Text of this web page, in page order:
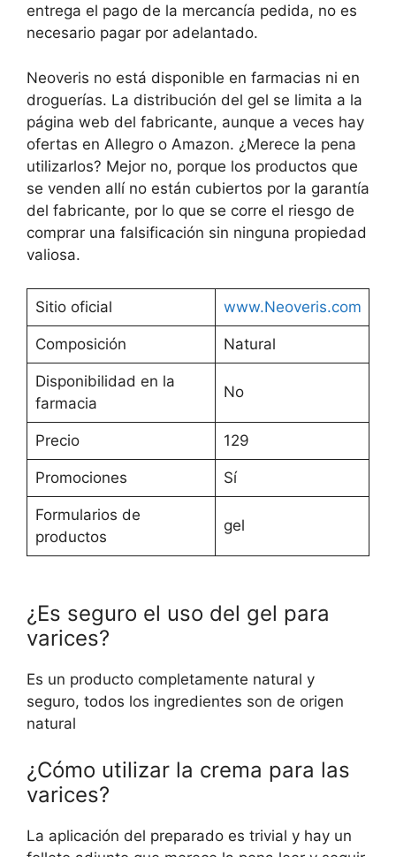
entrega el pago de la mercancía pedida, no es
necesario pagar por adelantado.
Neoveris no está disponible en farmacias ni en
droguerías. La distribución del gel se limita a la
página web del fabricante, aunque a veces hay
ofertas en Allegro o Amazon. ¿Merece la pena
utilizarlos? Mejor no, porque los productos que
se venden allí no están cubiertos por la garantía
del fabricante, por lo que se corre el riesgo de
comprar una falsificación sin ninguna propiedad
valiosa.
Sitio oficial www.Neoveris.com
Composición Natural
Disponibilidad en la
farmacia
No
Precio 129
Promociones Sí
Formularios de
productos
gel
¿Es seguro el uso del gel para
varices?
Es un producto completamente natural y
seguro, todos los ingredientes son de origen
natural
¿Cómo utilizar la crema para las
varices?
La aplicación del preparado es trivial y hay un